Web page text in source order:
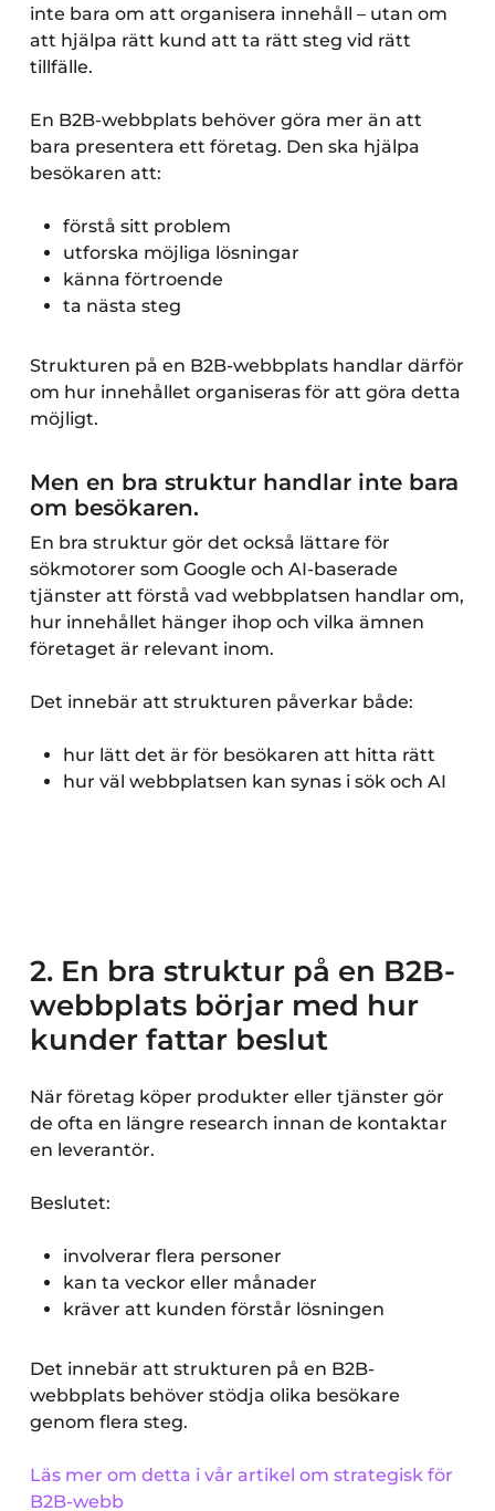
inte bara om att organisera innehåll – utan om
att hjälpa rätt kund att ta rätt steg vid rätt
tillfälle.
En B2B-webbplats behöver göra mer än att
bara presentera ett företag. Den ska hjälpa
besökaren att:
förstå sitt problem
utforska möjliga lösningar
känna förtroende
ta nästa steg
Strukturen på en B2B-webbplats handlar därför
om hur innehållet organiseras för att göra detta
möjligt.
Men en bra struktur handlar inte bara
om besökaren.
En bra struktur gör det också lättare för
sökmotorer som Google och AI-baserade
tjänster att förstå vad webbplatsen handlar om,
hur innehållet hänger ihop och vilka ämnen
företaget är relevant inom.
Det innebär att strukturen påverkar både:
hur lätt det är för besökaren att hitta rätt
hur väl webbplatsen kan synas i sök och AI
2. En bra struktur på en B2B-
webbplats börjar med hur
kunder fattar beslut
När företag köper produkter eller tjänster gör
de ofta en längre research innan de kontaktar
en leverantör.
Beslutet:
involverar flera personer
kan ta veckor eller månader
kräver att kunden förstår lösningen
Det innebär att strukturen på en B2B-
webbplats behöver stödja olika besökare
genom flera steg.
Läs mer om detta i vår artikel om strategisk för
B2B-webb